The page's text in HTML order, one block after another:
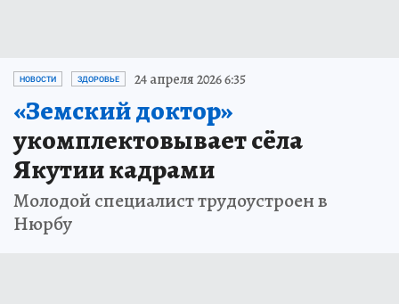
НОВОСТИ ЗДОРОВЬЕ 24 апреля 2026 6:35
«Земский доктор»
укомплектовывает сёла
Якутии кадрами
Молодой специалист трудоустроен в
Нюрбу